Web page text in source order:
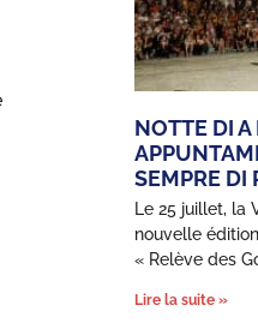
NOTTE DI
SEMPRE DI
Le 25 juillet, la
nouvelle
« Relève des
Lire la suite »